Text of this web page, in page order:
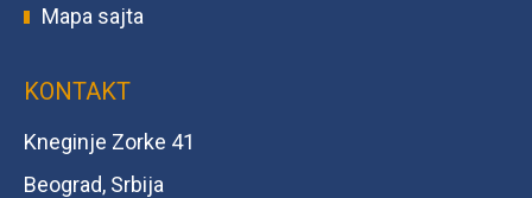
Mapa sajta
KONTAKT
Kneginje Zorke 41
Beograd, Srbija